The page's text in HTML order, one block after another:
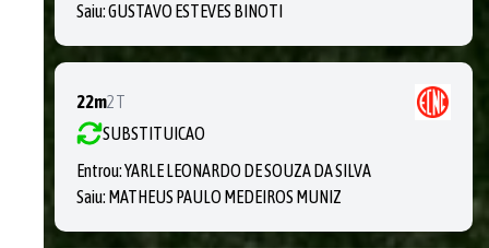
Saiu:GUSTAVO ESTEVES BINOTI
22m2T
SUBSTITUICAO
Entrou:YARLE LEONARDO DE SOUZA DA SILVA
Saiu: MATHEUS PAULO MEDEIROS MUNIZ